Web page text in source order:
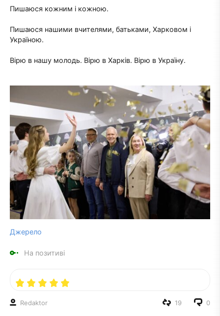
Пишаюся кожним і кожною.
Пишаюся нашими вчителями, батьками, Харковом і
Україною.
Вірю в нашу молодь. Вірю в Харків. Вірю в Україну.
Джерело
На позитиві
Redaktor 0
19